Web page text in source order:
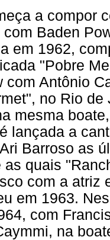
a compor
Baden
em 1962,
"Pobre
com Antônio
no Rio
mesma
lançada a
Barroso as
as quais
com a atriz
em 1963.
com
na